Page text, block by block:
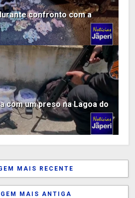
confronto com a
com um preso na Lagoa do
MAIS RECENTE
MAIS ANTIGA